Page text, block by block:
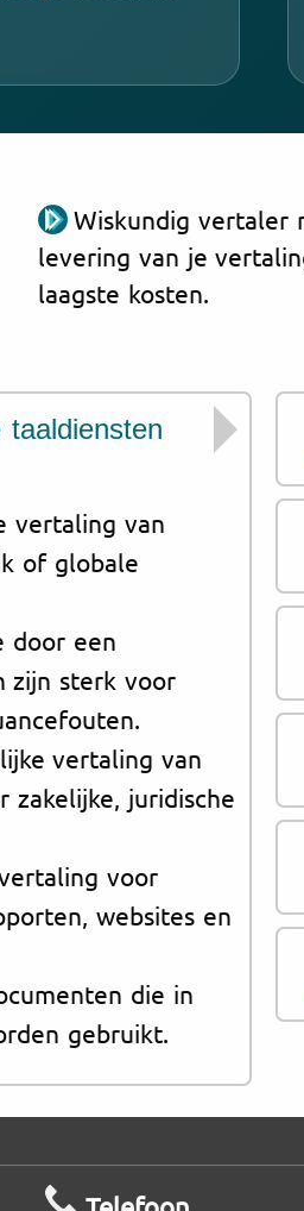
Wiskundig vertaler
levering van je
laagste kosten.
vertaling van
of globale
door een
zijn sterk voor
vertaling van
zakelijke, juridische
voor
websites en
die in
gebruikt.